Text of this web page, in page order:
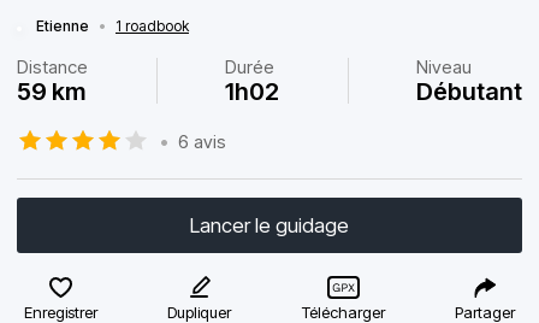
Etienne • 1 roadbook
Distance
59 km
Durée
1h02
Niveau
Débutant
• 6 avis
Lancer le guidage
Enregistrer Dupliquer Télécharger Partager